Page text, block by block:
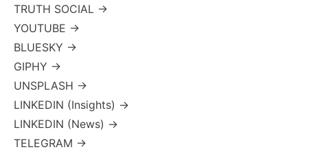
TRUTH SOCIAL →
YOUTUBE →
BLUESKY →
GIPHY →
UNSPLASH →
LINKEDIN (Insights) →
LINKEDIN (News) →
TELEGRAM →